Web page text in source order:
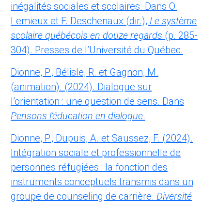
inégalités sociales et scolaires. Dans O.
Lemieux et F. Deschenaux (dir.), Le système
scolaire québécois en douze regards (p. 285-
304). Presses de l’Université du Québec.
Dionne, P., Bélisle, R. et Gagnon, M.
(animation). (2024). Dialogue sur
l’orientation : une question de sens. Dans
Pensons l’éducation en dialogue.
Dionne, P., Dupuis, A. et Saussez, F. (2024).
Intégration sociale et professionnelle de
personnes réfugiées : la fonction des
instruments conceptuels transmis dans un
groupe de counseling de carrière. Diversité